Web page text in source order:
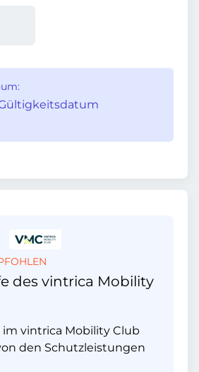
des vintrica Mobility
vintrica Mobility Club
den Schutzleistungen